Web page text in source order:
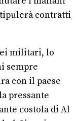
contratti
militari, lo
sempre
con il paese
pressante
costola di Al